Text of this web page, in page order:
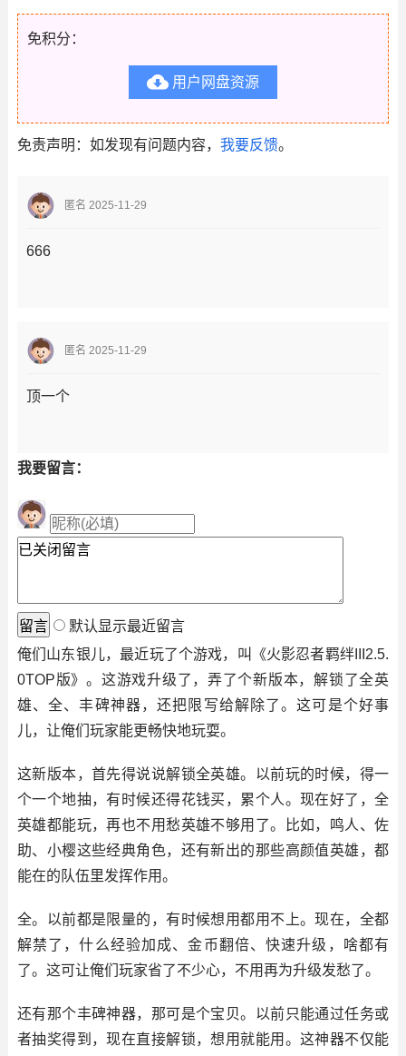
免积分：
用户网盘资源
免责声明：如发现有问题内容， 我要反馈。
匿名 2025-11-29
666
匿名 2025-11-29
顶一个
我要留言：
默认显示最近留言
俺们山东银儿，最近玩了个游戏，叫《火影忍者羁绊III2.5.
0TOP版》。这游戏升级了，弄了个新版本，解锁了全英
雄、全、丰碑神器，还把限写给解除了。这可是个好事
儿，让俺们玩家能更畅快地玩耍。
这新版本，首先得说说解锁全英雄。以前玩的时候，得一
个一个地抽，有时候还得花钱买，累个人。现在好了，全
英雄都能玩，再也不用愁英雄不够用了。比如，鸣人、佐
助、小樱这些经典角色，还有新出的那些高颜值英雄，都
能在的队伍里发挥作用。
全。以前都是限量的，有时候想用都用不上。现在，全都
解禁了，什么经验加成、金币翻倍、快速升级，啥都有
了。这可让俺们玩家省了不少心，不用再为升级发愁了。
还有那个丰碑神器，那可是个宝贝。以前只能通过任务或
者抽奖得到，现在直接解锁，想用就能用。这神器不仅能